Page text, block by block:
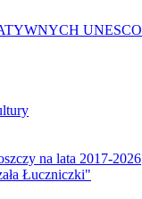
UNESCO
na lata 2017-2026
Łuczniczki"